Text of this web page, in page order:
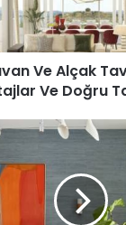
Ve Alçak
Ve Doğru